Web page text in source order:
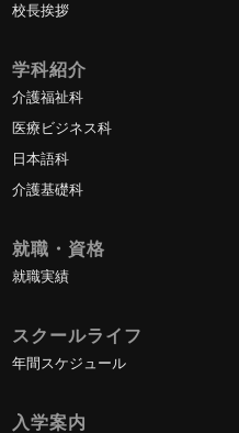
校長挨拶
学科紹介
介護福祉科
医療ビジネス科
日本語科
介護基礎科
就職・資格
就職実績
スクールライフ
年間スケジュール
入学案内